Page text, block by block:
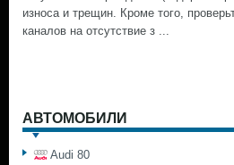
износа и трещин. Кроме того,
каналов на отсутствие з ...
АВТОМОБИЛИ
Audi 80